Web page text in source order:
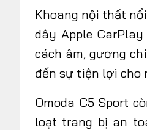
Khoang nội thất
dây Apple
cách âm, gương
đến sự tiện lợi cho
Omoda C5 Sport
loạt trang bị an